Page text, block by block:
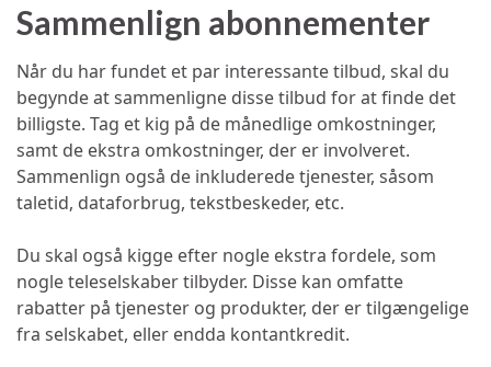
Sammenlign abonnementer
Når du har fundet et par interessante tilbud, skal du
begynde at sammenligne disse tilbud for at finde det
billigste. Tag et kig på de månedlige omkostninger,
samt de ekstra omkostninger, der er involveret.
Sammenlign også de inkluderede tjenester, såsom
taletid, dataforbrug, tekstbeskeder, etc.
Du skal også kigge efter nogle ekstra fordele, som
nogle teleselskaber tilbyder. Disse kan omfatte
rabatter på tjenester og produkter, der er tilgængelige
fra selskabet, eller endda kontantkredit.